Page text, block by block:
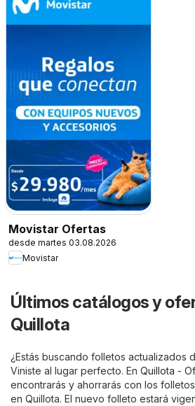
Movistar Ofertas
desde martes 03.08.2026
Movistar
Últimos catálogos y
Quillota
¿Estás buscando folletos actualizados
Viniste al lugar perfecto. En Quillota -
encontrarás y ahorrarás con los
en Quillota. El nuevo folleto estará